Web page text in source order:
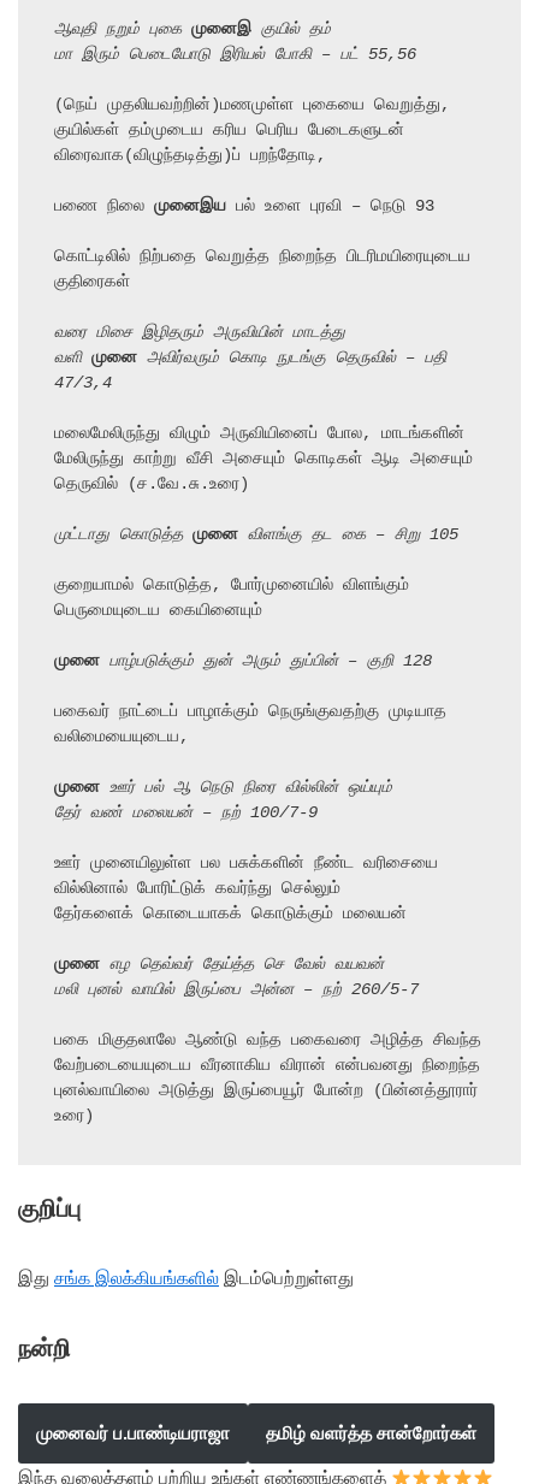
ஆவுதி நறும் புகை முனைஇ குயில் தம்
மா இரும் பெடையோடு இரியல் போகி – பட் 55,56
(நெய் முதலியவற்றின்)மணமுள்ள புகையை வெறுத்து,
குயில்கள் தம்முடைய கரிய பெரிய பேடைகளுடன்
விரைவாக(விழுந்தடித்து)ப் பறந்தோடி,
பணை நிலை முனைஇய பல் உளை புரவி – நெடு 93
கொட்டிலில் நிற்பதை வெறுத்த நிறைந்த பிடரிமயிரையுடைய
குதிரைகள்
வரை மிசை இழிதரும் அருவியின் மாடத்து
வளி முனை அவிர்வரும் கொடி நுடங்கு தெருவில் – பதி
47/3,4
மலைமேலிருந்து விழும் அருவியினைப் போல, மாடங்களின்
மேலிருந்து காற்று வீசி அசையும் கொடிகள் ஆடி அசையும்
தெருவில் (ச.வே.சு.உரை)
முட்டாது கொடுத்த முனை விளங்கு தட கை – சிறு 105
குறையாமல் கொடுத்த, போர்முனையில் விளங்கும்
பெருமையுடைய கையினையும்
முனை பாழ்படுக்கும் துன் அரும் துப்பின் – குறி 128
பகைவர் நாட்டைப் பாழாக்கும் நெருங்குவதற்கு முடியாத
வலிமையையுடைய,
முனை ஊர் பல் ஆ நெடு நிரை வில்லின் ஒய்யும்
தேர் வண் மலையன் – நற் 100/7-9
ஊர் முனையிலுள்ள பல பசுக்களின் நீண்ட வரிசையை
வில்லினால் போரிட்டுக் கவர்ந்து செல்லும்
தேர்களைக் கொடையாகக் கொடுக்கும் மலையன்
முனை எழ தெவ்வர் தேய்த்த செ வேல் வயவன்
மலி புனல் வாயில் இருப்பை அன்ன – நற் 260/5-7
பகை மிகுதலாலே ஆண்டு வந்த பகைவரை அழித்த சிவந்த
வேற்படையையுடைய வீரனாகிய விரான் என்பவனது நிறைந்த
புனல்வாயிலை அடுத்து இருப்பையூர் போன்ற (பின்னத்தூரார்
உரை)
குறிப்பு
இது சங்க இலக்கியங்களில் இடம்பெற்றுள்ளது
நன்றி
முனைவர் ப.பாண்டியராஜா தமிழ் வளர்த்த சான்றோர்கள்
இந்த வலைத்தளம் பற்றிய உங்கள் எண்ணங்களைத்